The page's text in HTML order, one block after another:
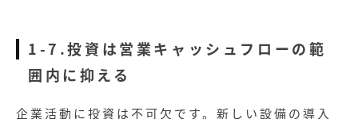
1-7.投資は営業キャッシュフローの範
囲内に抑える
企業活動に投資は不可欠です。新しい設備の導入